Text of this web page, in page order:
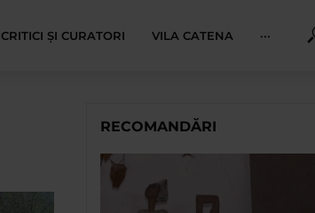
CRITICI ȘI CURATORI VILA CATENA ···
RECOMANDĂRI